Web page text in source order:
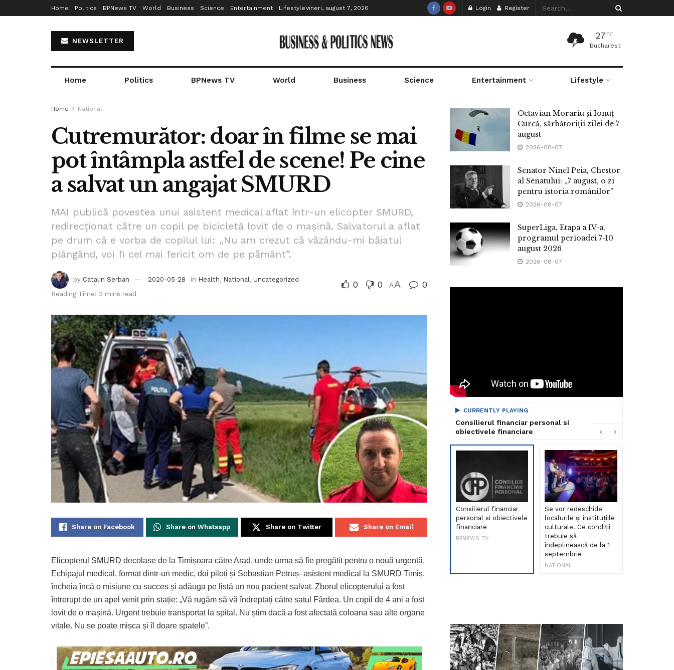
Home Politics BPNews TV World Business Science Entertainment Lifestylevineri, august 7, 2026 Login Register
NEWSLETTER
27 °C
Bucharest
Home Politics BPNews TV World Business Science Entertainment Lifestyle
Home National
Cutremurător: doar în filme se mai
pot întâmpla astfel de scene! Pe cine
a salvat un angajat SMURD
MAI publică povestea unui asistent medical aflat într-un elicopter SMURD,
redirecționat către un copil pe bicicletă lovit de o mașină. Salvatorul a aflat
pe drum că e vorba de copilul lui: „Nu am crezut că văzându-mi băiatul
plângând, voi fi cel mai fericit om de pe pământ”.
by Catalin Serban 2020-05-28 in Health, National , Uncategorized
Reading Time: 2 mins read
0 0 AA 0
Share on Facebook Share on Whatsapp Share on Twitter Share on Email
Elicopterul SMURD decolase de la Timișoara către Arad, unde urma să fie pregătit pentru o nouă urgență.
Echipajul medical, format dintr-un medic, doi piloți și Sebastian Petruș- asistent medical la SMURD Timiș,
încheia încă o misiune cu succes și adăuga pe listă un nou pacient salvat. Zborul elicopterului a fost
întrerupt de un apel venit prin stație: „Vă rugăm să vă îndreptați către satul Fârdea. Un copil de 4 ani a fost
lovit de o mașină. Urgent trebuie transportat la spital. Nu știm dacă a fost afectată coloana sau alte organe
vitale. Nu se poate mișca și îl doare spatele”.
Octavian Morariu și Ionuț
Curcă, sărbătoriții zilei de 7
august
2026-08-07
Senator Ninel Peia, Chestor
al Senatului: „7 august, o zi
pentru istoria românilor”
2026-08-07
SuperLiga, Etapa a IV-a,
programul perioadei 7-10
august 2026
2026-08-07
CURRENTLY PLAYING
Consilierul financiar personal si
obiectivele financiare
Consilierul financiar
personal si obiectivele
financiare
BPNEWS TV
Se vor redeschide
localurile și instituțiile
culturale. Ce condiții
trebuie să
îndeplinească de la 1
septembrie
NATIONAL